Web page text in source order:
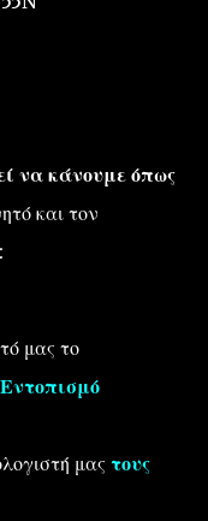
να κάνουμε όπως
και τον
μας το
μας τους